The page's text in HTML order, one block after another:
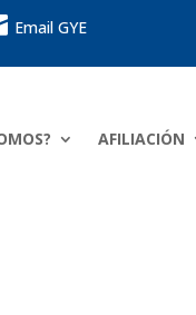
Email GYE
AFILIACIÓN